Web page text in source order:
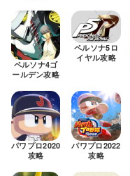
ペルソナ4ゴ
ールデン攻略
ペルソナ5ロ
イヤル攻略
パワプロ2020
攻略
パワプロ2022
攻略